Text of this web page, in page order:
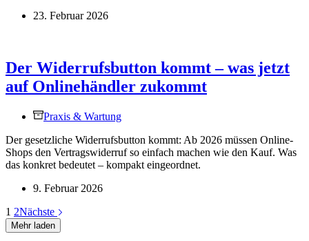
23. Februar 2026
Der Widerrufsbutton kommt – was jetzt
auf Onlinehändler zukommt
Praxis & Wartung
Der gesetzliche Widerrufsbutton kommt: Ab 2026 müssen Online-
Shops den Vertragswiderruf so einfach machen wie den Kauf. Was
das konkret bedeutet – kompakt eingeordnet.
9. Februar 2026
1 2Nächste
Mehr laden